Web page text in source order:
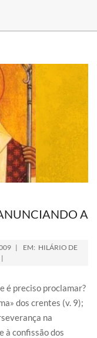
A
EM: HILÁRIO DE
é preciso proclamar?
dos crentes (v. 9);
na
à confissão dos